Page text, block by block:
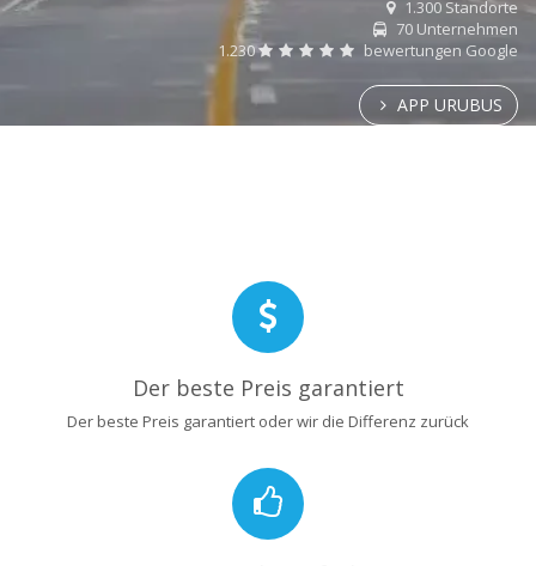
1.300 Standorte
70 Unternehmen
1.230
bewertungen Google
APP URUBUS
Der beste Preis garantiert
Der beste Preis garantiert oder wir die Differenz zurück